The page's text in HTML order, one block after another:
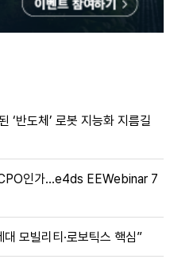
‘반도체’ 로봇 지능화 지름길
인가…e4ds EEWebinar 7
모빌리티·로보틱스 핵심”